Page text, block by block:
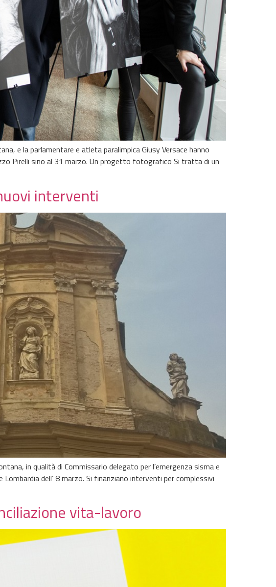
e la parlamentare e atleta paralimpica Giusy Versace hanno
Pirelli sino al 31 marzo. Un progetto fotografico Si tratta di un
interventi
in qualità di Commissario delegato per l’emergenza sisma e
dell’ 8 marzo. Si finanziano interventi per complessivi
vita-lavoro